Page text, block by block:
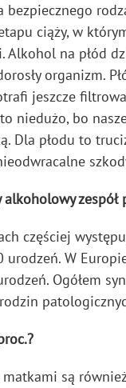
bezpiecznego
ciąży, w
Alkohol na płód
organizm.
jeszcze
niedużo, bo
Dla płodu to
zespół
częściej
urodzeń. W
Ogółem
są